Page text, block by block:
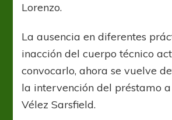
Lorenzo.
La ausencia en diferentes
inacción del cuerpo técnico
convocarlo, ahora se vuelve
la intervención del préstamo
Vélez Sarsfield.